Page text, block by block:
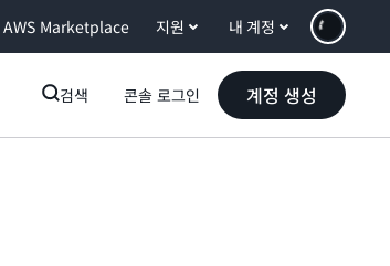
AWS Marketplace 지원 내 계정
검색 콘솔 로그인 계정 생성